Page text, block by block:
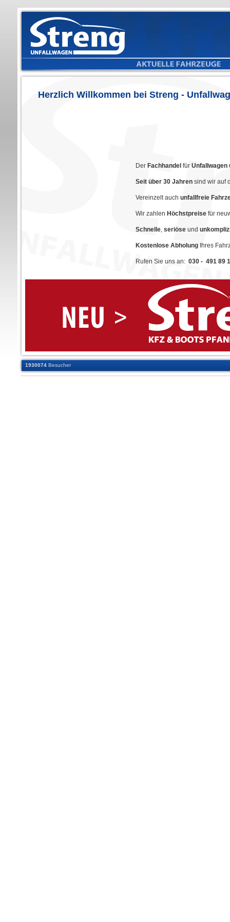
Herzlich Willkommen bei Streng -
Der Fachhandel für Unfallwagen
Seit über 30 Jahren sind wir auf
Vereinzelt auch unfallfreie
Wir zahlen Höchstpreise für
Schnelle, seriöse und
Kostenlose Abholung Ihres
Rufen Sie uns an: 030 - 491 89
1930074 Besucher